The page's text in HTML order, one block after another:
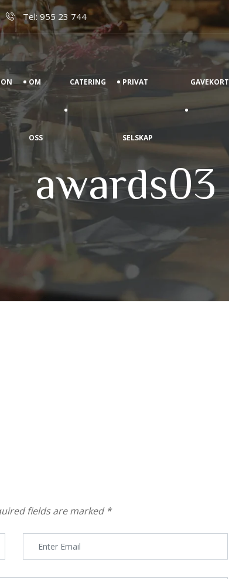
Tel: 955 23 744
OM
OSS
CATERING PRIVAT
SELSKAP
GAVEKORT
awards03
fields are marked *